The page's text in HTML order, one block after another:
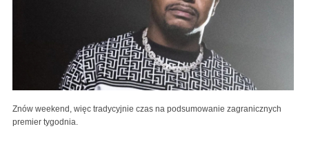
Znów weekend, więc tradycyjnie czas na podsumowanie zagranicznych
premier tygodnia.